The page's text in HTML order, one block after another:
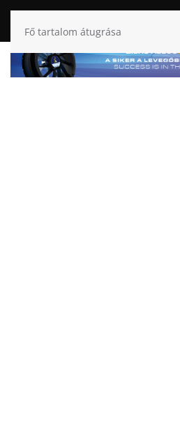
Fő tartalom átugrása